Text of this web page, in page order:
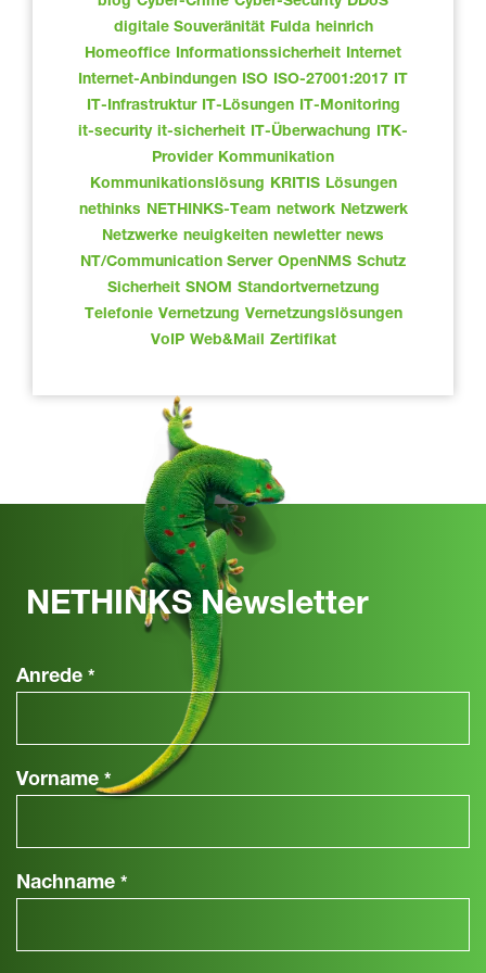
digitale Souveränität Fulda heinrich
Homeoffice Informationssicherheit Internet
Internet-Anbindungen ISO ISO-27001:2017 IT
IT-Infrastruktur IT-Lösungen IT-Monitoring
it-security it-sicherheit IT-Überwachung
ITK-
Provider Kommunikation
Kommunikationslösung
KRITIS Lösungen
nethinks NETHINKS-Team network Netzwerk
Netzwerke neuigkeiten newletter news
NT/Communication Server OpenNMS Schutz
Sicherheit SNOM Standortvernetzung
Telefonie Vernetzung Vernetzungslösungen
VoIP Web&Mail Zertifikat
NETHINKS Newsletter
Anrede *
Vorname *
Nachname *